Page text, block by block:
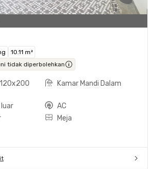
10.11 m²
tidak diperbolehkan
Kamar Mandi Dalam
AC
Meja